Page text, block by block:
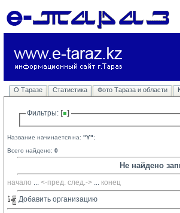
О Таразе Статистика Фото Тараза и области
Фильтры:
Название начинается на: "Y";
Всего найдено: 0
Не найдено
начало ... <-пред. след.-> ... конец
Добавить организацию